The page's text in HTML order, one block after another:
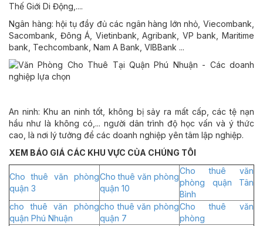
Thế Giới Di Động,....
Ngân hàng: hội tụ đầy đủ các ngân hàng lớn nhỏ, Viecombank,
Sacombank, Đông Á, Vietinbank, Agribank, VP bank, Maritime
bank, Techcombank, Nam A Bank, VIBBank ...
An ninh: Khu an ninh tốt, không bị sảy ra mất cấp, các tệ nạn
hầu như là không có,... người dân trình độ học vấn và ý thức
cao, là nơi lý tưởng để các doanh nghiệp yên tâm lập nghiệp.
XEM BÁO GIÁ CÁC KHU VỰC CỦA CHÚNG TÔI
Cho thuê văn phòng
quận 3
Cho thuê văn phòng
quận 10
Cho thuê văn
phòng quận Tân
Bình
cho thuê văn phòng
quận Phú Nhuận
cho thuê văn phòng
quận 7
Cho thuê văn
phòng